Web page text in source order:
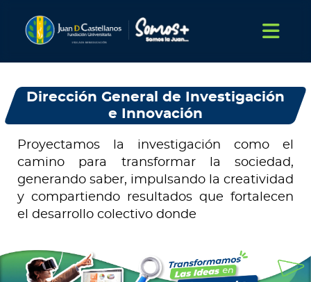
Dirección General de Investigación
e Innovación
Proyectamos la investigación como el
camino para transformar la sociedad,
generando saber, impulsando la creatividad
y compartiendo resultados que fortalecen
el desarrollo colectivo donde